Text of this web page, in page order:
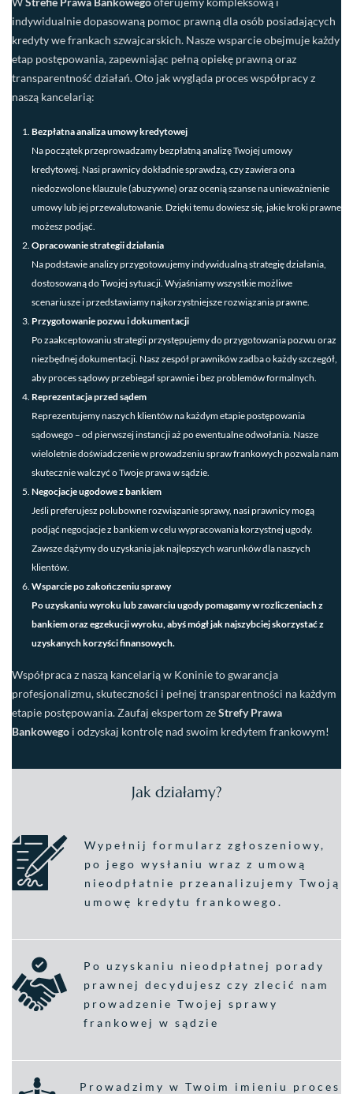
indywidualnie dopasowaną pomoc prawną dla osób posiadających
kredyty we frankach szwajcarskich. Nasze wsparcie obejmuje każdy
etap postępowania, zapewniając pełną opiekę prawną oraz
transparentność działań. Oto jak wygląda proces współpracy z
naszą kancelarią:
Bezpłatna analiza umowy kredytowej
Na początek przeprowadzamy bezpłatną analizę Twojej umowy
kredytowej. Nasi prawnicy dokładnie sprawdzą, czy zawiera ona
niedozwolone klauzule (abuzywne) oraz ocenią szanse na unieważnienie
umowy lub jej przewalutowanie. Dzięki temu dowiesz się, jakie kroki prawne
możesz podjąć.
Opracowanie strategii działania
Na podstawie analizy przygotowujemy indywidualną strategię działania,
dostosowaną do Twojej sytuacji. Wyjaśniamy wszystkie możliwe
scenariusze i przedstawiamy najkorzystniejsze rozwiązania prawne.
Przygotowanie pozwu i dokumentacji
Po zaakceptowaniu strategii przystępujemy do przygotowania pozwu oraz
niezbędnej dokumentacji. Nasz zespół prawników zadba o każdy szczegół,
aby proces sądowy przebiegał sprawnie i bez problemów formalnych.
Reprezentacja przed sądem
Reprezentujemy naszych klientów na każdym etapie postępowania
sądowego – od pierwszej instancji aż po ewentualne odwołania. Nasze
wieloletnie doświadczenie w prowadzeniu spraw frankowych pozwala nam
skutecznie walczyć o Twoje prawa w sądzie.
Negocjacje ugodowe z bankiem
Jeśli preferujesz polubowne rozwiązanie sprawy, nasi prawnicy mogą
podjąć negocjacje z bankiem w celu wypracowania korzystnej ugody.
Zawsze dążymy do uzyskania jak najlepszych warunków dla naszych
klientów.
Wsparcie po zakończeniu sprawy
Po uzyskaniu wyroku lub zawarciu ugody pomagamy w rozliczeniach z
bankiem oraz egzekucji wyroku, abyś mógł jak najszybciej skorzystać z
uzyskanych korzyści finansowych.
Współpraca z naszą kancelarią w Koninie to gwarancja
profesjonalizmu, skuteczności i pełnej transparentności na każdym
etapie postępowania. Zaufaj ekspertom zeStrefy Prawa
Bankowego i odzyskaj kontrolę nad swoim kredytem frankowym!
Jak działamy?
Wypełnij formularz zgłoszeniowy,
po jego wysłaniu wraz z umową
nieodpłatnie przeanalizujemy Twoją
umowę kredytu frankowego.
Po uzyskaniu nieodpłatnej porady
prawnej decydujesz czy zlecić nam
prowadzenie Twojej sprawy
frankowej w sądzie
Prowadzimy w Twoim imieniu proces